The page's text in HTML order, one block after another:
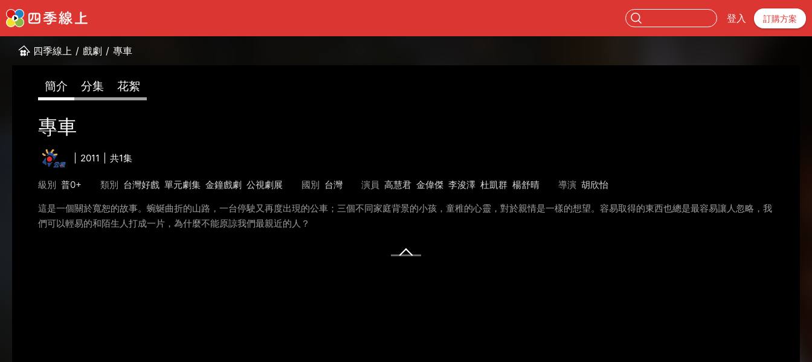
登入 訂購方案
四季線上 / 戲劇 / 專車
簡介 分集 花絮
專車
2011 共1集
級別 普0+ 類別 台灣好戲 單元劇集 金鐘戲劇 公視劇展 國別 台灣 演員 高慧君 金偉傑 李浚澤 杜凱群 楊舒晴 導演 胡欣怡
這是一個關於寬恕的故事。蜿蜒曲折的山路，一台停駛又再度出現的公車；三個不同家庭背景的小孩，童稚的心靈，對於親情是一樣的想望。容易取得的東西也總是最容易讓人忽略，我
們可以輕易的和陌生人打成一片，為什麼不能原諒我們最親近的人？